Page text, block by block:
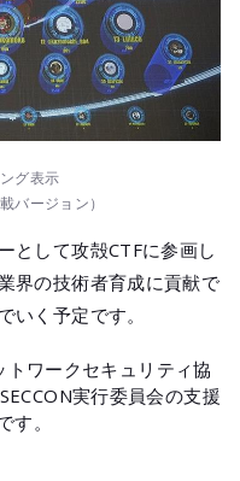
グ表示
バージョン）
として攻殻CTFに参画し
界の技術者育成に貢献で
いく予定です。
ワークセキュリティ協
実行委員会の支援
す。